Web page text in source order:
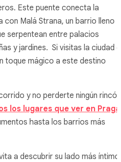
Este puente conecta la
con Malá Strana, un barrio lleno
serpentean entre palacios
y jardines. Si visitas la ciudad
toque mágico a este destino
y no perderte ningún rincón
los lugares que ver en Praga
hasta los barrios más
a descubrir su lado más íntimo,